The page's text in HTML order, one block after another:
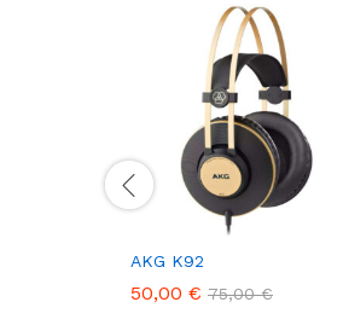
AKG K92
50,00 € 75,00€